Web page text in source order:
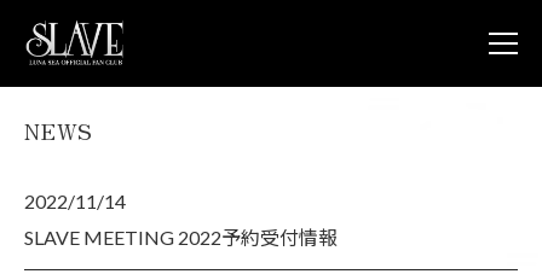
NEWS
2022/11/14
SLAVE MEETING 2022予約受付情報